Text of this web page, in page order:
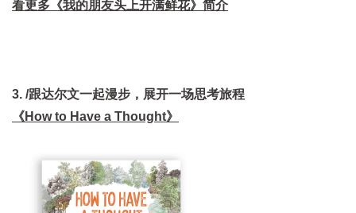
看更多 《我的朋友头上开满鲜花》 简介
3. /跟达尔文一起漫步，展开一场思考旅程
《How to Have a Thought》